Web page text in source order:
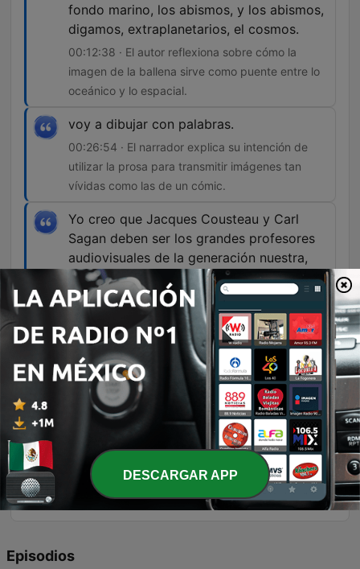
fondo marino, los abismos, y los abismos,
digamos, extraplanetarios, el cosmos.
00:12:38 · El autor reflexiona sobre cómo la
imagen de la ballena sirve como puente entre lo
oceánico y lo espacial.
voy a dibujar con palabras.
00:26:54 · El narrador explica su intención de
utilizar la prosa para transmitir imágenes tan
vívidas como las de un cómic.
Yo creo que Jacques Cousteau y Carl
Sagan deben ser los grandes profesores
audiovisuales de la generación nuestra,
por lo menos.
00:35:10 · El autor identifica a estas figuras
como referentes educativos visuales
fundamentales para su generación.
como mi papá tenía esa capacidad
camaleónica de poder dibujar como Temo
Lobo o como Eduardo Armstrong o
01:00:32 · Se describe la impresionante habilidad
del dibujante para imitar diversos estilos
artísticos según la necesidad editorial.
Episodios
DESCARGAR APP